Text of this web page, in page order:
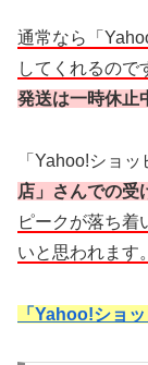
通常なら「
してくれるので
発送は一時休止
「Yahoo!ショ
店」さんでの受
ピークが落ち着
いと思われます。
「Yahoo!ショ